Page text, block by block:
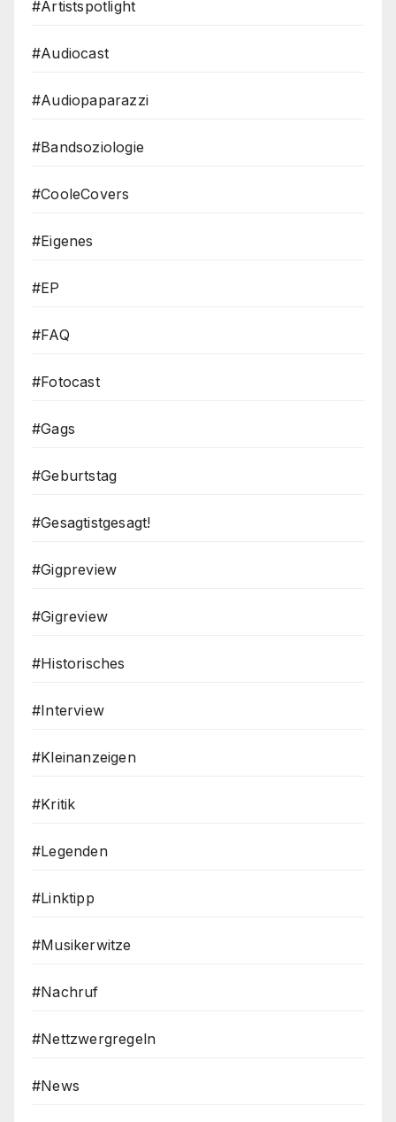
#Artistspotlight
#Audiocast
#Audiopaparazzi
#Bandsoziologie
#CooleCovers
#Eigenes
#EP
#FAQ
#Fotocast
#Gags
#Geburtstag
#Gesagtistgesagt!
#Gigpreview
#Gigreview
#Historisches
#Interview
#Kleinanzeigen
#Kritik
#Legenden
#Linktipp
#Musikerwitze
#Nachruf
#Nettzwergregeln
#News